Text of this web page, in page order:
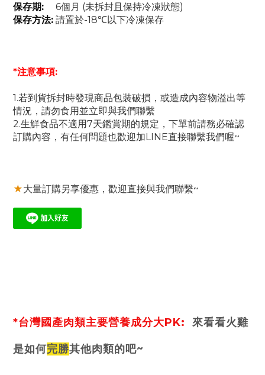
保存期: 6個月 (未拆封且保持冷凍狀態)
保存方法: 請置於-18℃以下冷凍保存
*注意事項:
1.若到貨拆封時發現商品包裝破損，或造成內容物溢出等
情況，請勿食用並立即與我們聯繫
2.生鮮食品不適用7天鑑賞期的規定，下單前請務必確認
訂購內容，有任何問題也歡迎加LINE直接聯繫我們喔~
★大量訂購另享優惠，歡迎直接與我們聯繫~
*台灣國產肉類主要營養成分大PK: 來看看火雞
是如何完勝其他肉類的吧~